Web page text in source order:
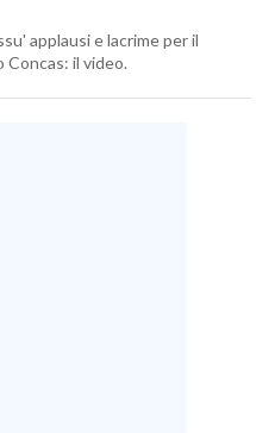
applausi e lacrime per il
il video.